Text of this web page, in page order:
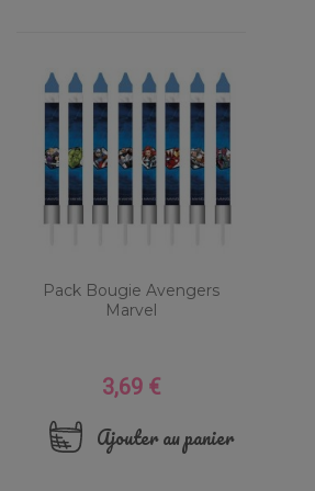
Pack Bougie Avengers
Marvel
Prix
3,69 €
Ajouter au panier